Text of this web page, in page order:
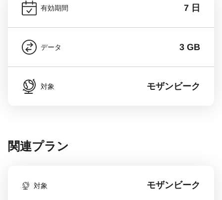
有効期間 7 日
データ 3 GB
対象 モザンビーク
関連プラン
対象 モザンビーク